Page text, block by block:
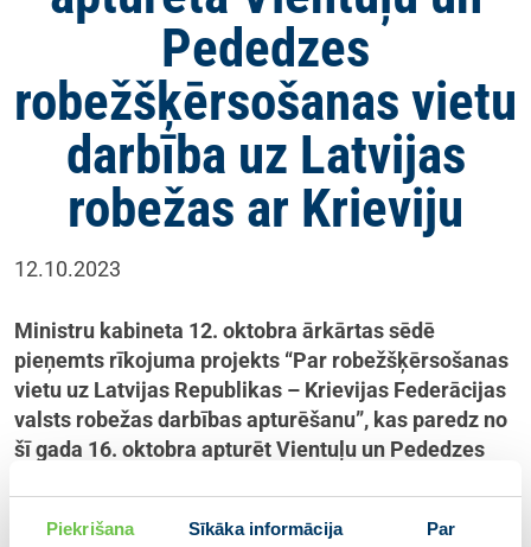
Piekrišana Sīkāka informācija Par
Pededzes
robežšķērsošanas vietu
darbība uz Latvijas
robežas ar Krieviju
12.10.2023
Ministru kabineta 12. oktobra ārkārtas sēdē
pieņemts rīkojuma projekts “Par robežšķērsošanas
vietu uz Latvijas Republikas – Krievijas Federācijas
valsts robežas darbības apturēšanu”, kas paredz no
šī gada 16. oktobra apturēt Vientuļu un Pededzes
Rīkojums pieņemts saistībā ar Krievijas pieņemto